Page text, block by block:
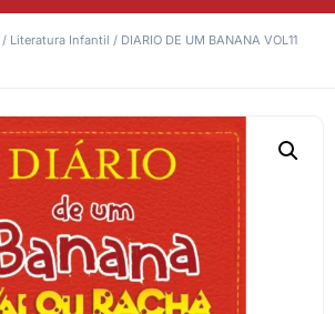
/ Literatura Infantil / DIARIO DE UM BANANA VOL11